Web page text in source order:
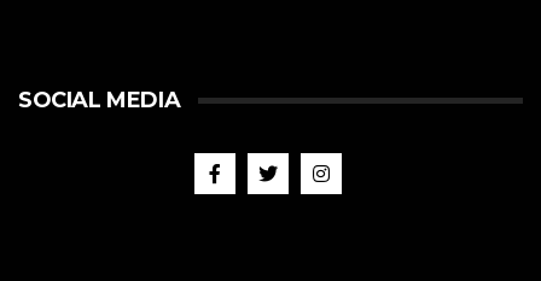
SOCIAL MEDIA